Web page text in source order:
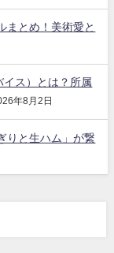
まとめ！美術愛と
イス）とは？所属
年8月2日
りと生ハム」が繋